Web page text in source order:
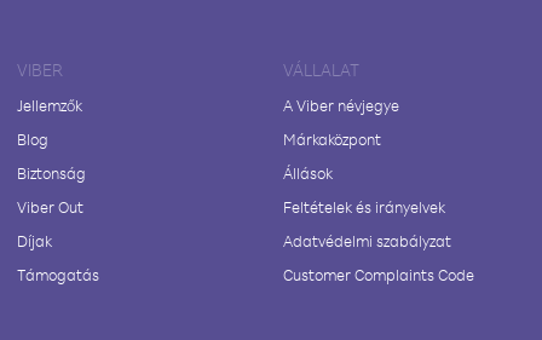
VIBER
Jellemzők
Blog
Biztonság
Viber Out
Díjak
Támogatás
VÁLLALAT
A Viber névjegye
Márkaközpont
Állások
Feltételek és irányelvek
Adatvédelmi szabályzat
Customer Complaints Code